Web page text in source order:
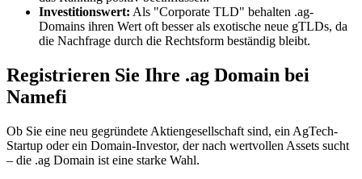
Investitionswert: Als "Corporate TLD" behalten .ag-
Domains ihren Wert oft besser als exotische neue gTLDs, da
die Nachfrage durch die Rechtsform beständig bleibt.
Registrieren Sie Ihre .ag Domain bei
Namefi
Ob Sie eine neu gegründete Aktiengesellschaft sind, ein AgTech-
Startup oder ein Domain-Investor, der nach wertvollen Assets sucht
– die .ag Domain ist eine starke Wahl.